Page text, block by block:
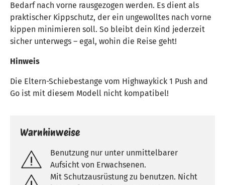
Bedarf nach vorne rausgezogen werden. Es dient als
praktischer Kippschutz, der ein ungewolltes nach vorne
kippen minimieren soll. So bleibt dein Kind jederzeit
sicher unterwegs – egal, wohin die Reise geht!
Hinweis
Die Eltern-Schiebestange vom Highwaykick 1 Push and
Go ist mit diesem Modell nicht kompatibel!
Warnhinweise
Benutzung nur unter unmittelbarer
Aufsicht von Erwachsenen.
Mit Schutzausrüstung zu benutzen. Nicht